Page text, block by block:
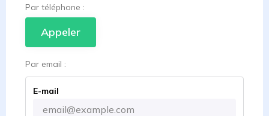
Par téléphone :
Appeler
Par email :
E-mail